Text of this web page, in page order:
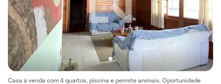
Casa à venda com 4 quartos, piscina e permite animais. Oportunidade